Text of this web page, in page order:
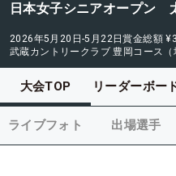
日本女子シニアオープン
2026年5月20日-5月22日賞金総額
武蔵カントリークラブ 豊岡コース（
大会TOP リーダーボー
ライブフォト 出場選手